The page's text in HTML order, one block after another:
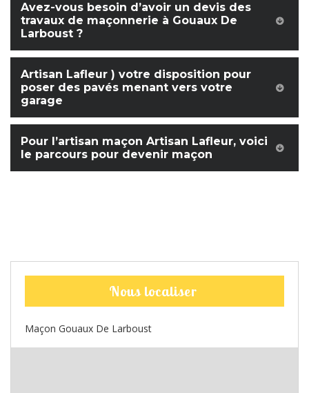
Avez-vous besoin d’avoir un devis des
travaux de maçonnerie à Gouaux De
Larboust ?
Artisan Lafleur ) votre disposition pour
poser des pavés menant vers votre
garage
Pour l’artisan maçon Artisan Lafleur, voici
le parcours pour devenir maçon
Nous localiser
Maçon Gouaux De Larboust